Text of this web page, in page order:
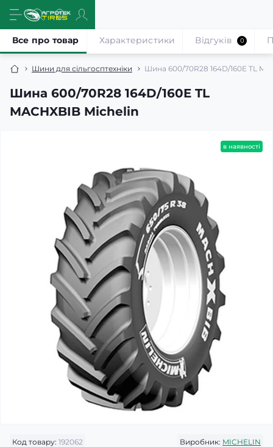
Шини для сільгосптехніки Шина 600/70R28 164D/160E TL
Шина 600/70R28 164D/160E TL
MACHXBIB Michelin
Все про товар Характеристики Відгуків 0
в наявності
Код товару: 192062 Виробник: MICHELIN